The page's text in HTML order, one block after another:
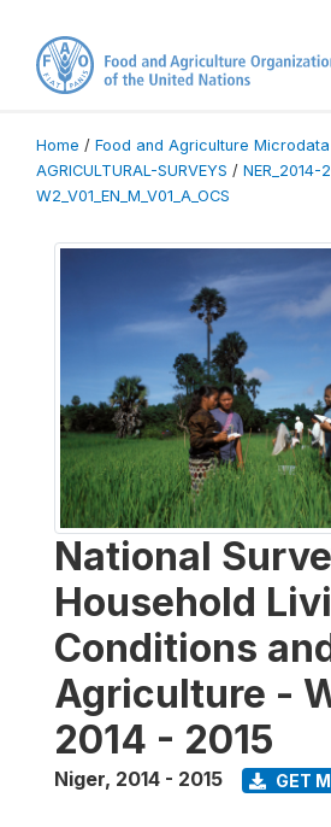
Home / Food and Agriculture
AGRICULTURAL-SURVEYS / NER_2014-
W2_V01_EN_M_V01_A_OCS
National
Household
Conditions
Agriculture -
2014 - 2015
Niger, 2014 - 2015 GET